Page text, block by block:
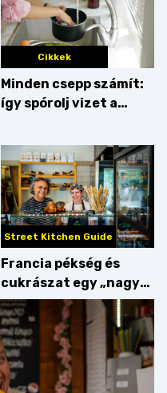
Cikkek
Minden csepp számít:
így spórolj vizet a
Street Kitchen Guide
Francia pékség és
cukrászat egy „nagy
csipetnyi” empátiával